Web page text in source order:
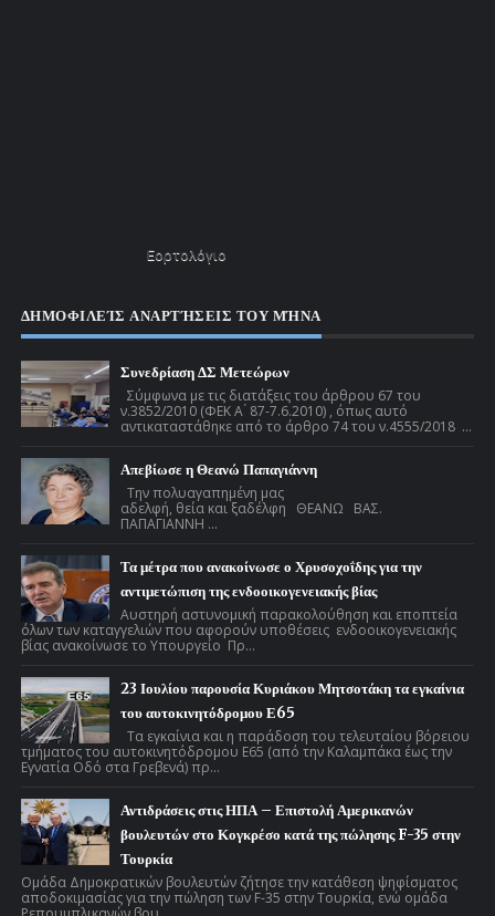
Εορτολόγιο
ΔΗΜΟΦΙΛΕΊΣ ΑΝΑΡΤΉΣΕΙΣ ΤΟΥ ΜΉΝΑ
Συνεδρίαση ΔΣ Μετεώρων
Σύμφωνα με τις διατάξεις του άρθρου 67 του
ν.3852/2010 (ΦΕΚ Α ́ 87-7.6.2010) , όπως αυτό
αντικαταστάθηκε από το άρθρο 74 του ν.4555/2018 ...
Απεβίωσε η Θεανώ Παπαγιάννη
Την πολυαγαπημένη μας
αδελφή, θεία και ξαδέλφη ΘΕΑΝΩ ΒΑΣ.
ΠΑΠΑΓΙΑΝΝΗ ...
Τα μέτρα που ανακοίνωσε ο Χρυσοχοΐδης για την
αντιμετώπιση της ενδοοικογενειακής βίας
Αυστηρή αστυνομική παρακολούθηση και εποπτεία
όλων των καταγγελιών που αφορούν υποθέσεις ενδοοικογενειακής
βίας ανακοίνωσε το Υπουργείο Πρ...
23 Ιουλίου παρουσία Κυριάκου Μητσοτάκη τα εγκαίνια
του αυτοκινητόδρομου Ε65
Τα εγκαίνια και η παράδοση του τελευταίου βόρειου
τμήματος του αυτοκινητόδρομου Ε65 (από την Καλαμπάκα έως την
Εγνατία Οδό στα Γρεβενά) πρ...
Αντιδράσεις στις ΗΠΑ – Επιστολή Αμερικανών
βουλευτών στο Κογκρέσο κατά της πώλησης F-35 στην
Τουρκία
Ομάδα Δημοκρατικών βουλευτών ζήτησε την κατάθεση ψηφίσματος
αποδοκιμασίας για την πώληση των F-35 στην Τουρκία, ενώ ομάδα